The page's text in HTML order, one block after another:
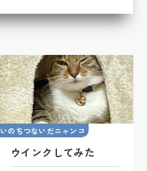
いのちつないだニャンコ
ウインクしてみた